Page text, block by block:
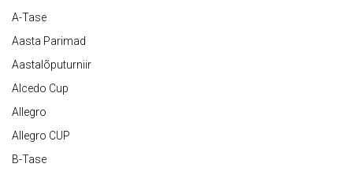
A-Tase
Aasta Parimad
Aastalõputurniir
Alcedo Cup
Allegro
Allegro CUP
B-Tase